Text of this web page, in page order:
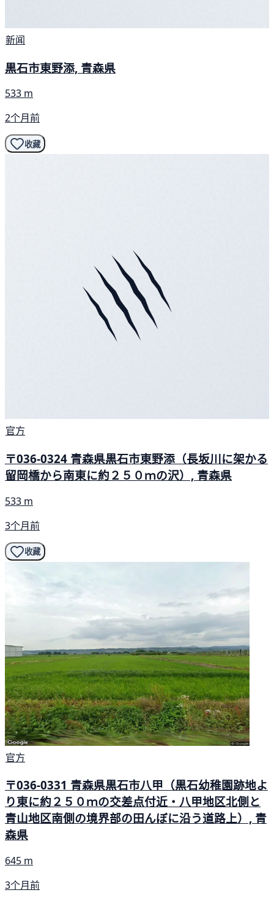
新闻
黒石市東野添, 青森県
533 m
2个月前
收藏
官方
〒036-0324 青森県黒石市東野添（長坂川に架かる
留岡橋から南東に約２５０ｍの沢）, 青森県
533 m
3个月前
收藏
官方
〒036-0331 青森県黒石市八甲（黒石幼稚園跡地よ
り東に約２５０ｍの交差点付近・八甲地区北側と
青山地区南側の境界部の田んぼに沿う道路上）, 青
森県
645 m
3个月前